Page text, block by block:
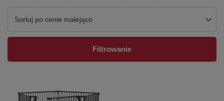
Sortuj po cenie malejąco
Filtrowanie